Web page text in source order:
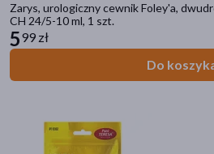
Zarys, urologiczny cewnik Foley'a,
CH 24/5-10 ml, 1 szt.
599 zł
Do
Kategorie produktów
Sprzęt medyczny
Akcesoria medyczne
Rehabilitacja
Sprzęt specjalistyczny